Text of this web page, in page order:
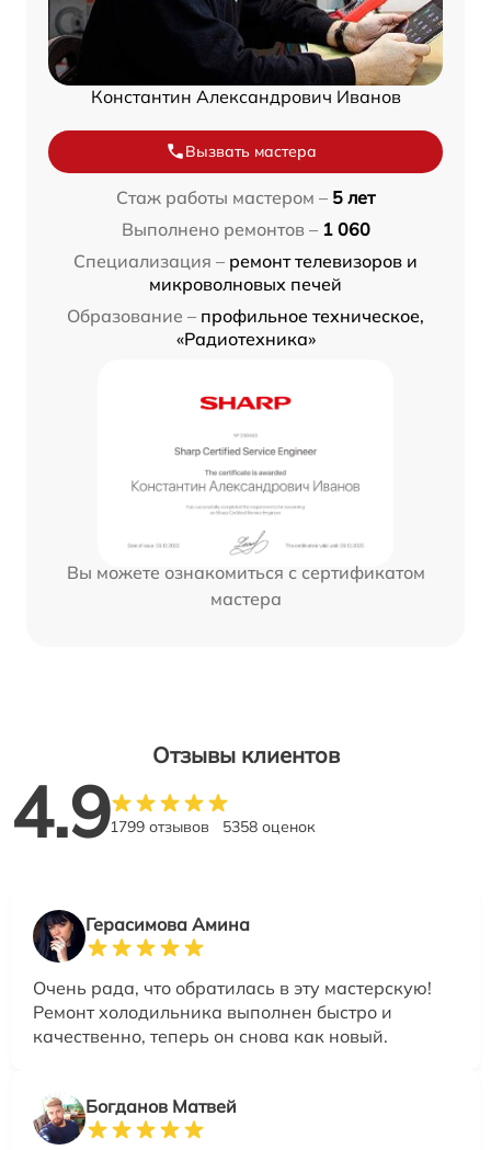
Константин Александрович Иванов
Вызвать мастера
Стаж работы мастером – 5 лет
Выполнено ремонтов – 1 060
Специализация – ремонт телевизоров и
микроволновых печей
Образование – профильное техническое,
«Радиотехника»
Вы можете ознакомиться с сертификатом
мастера
Отзывы клиентов
4.91799 отзывов 5358 оценок
Герасимова Амина
Очень рада, что обратилась в эту мастерскую!
Ремонт холодильника выполнен быстро и
качественно, теперь он снова как новый.
Богданов Матвей